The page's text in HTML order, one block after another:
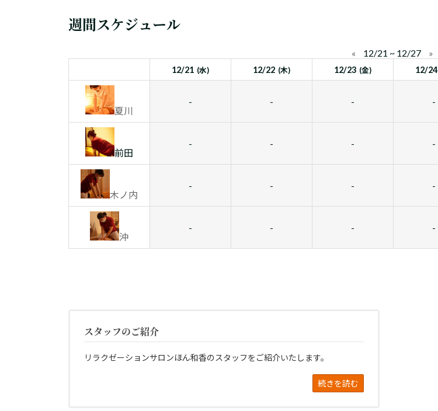
週間スケジュール
« 12/21 ~ 12/27 »
12/21 (水) 12/22 (木) 12/23 (金) 12/24
夏川
- - - -
前田
- - - -
木ノ内
- - - -
沖
- - - -
スタッフのご紹介
リラクゼーションサロンほん和香のスタッフをご紹介いたします。
続きを読む